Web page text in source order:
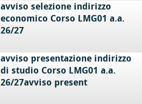
avviso selezione indirizzo
economico Corso LMG01 a.a.
26/27
avviso presentazione indirizzo
di studio Corso LMG01 a.a.
26/27avviso present